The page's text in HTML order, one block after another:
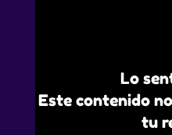
Lo
Este contenido
tu